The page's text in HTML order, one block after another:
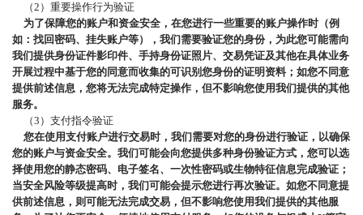
（2）重要操作行为验证
为了保障您的账户和资金安全，在您进行一些重要的账户操作时（例
如：找回密码、挂失账户等），我们需要验证您的身份，为此您可能需向
我们提供身份证件影印件、手持身份证照片、交易凭证及其他在具体业务
开展过程中基于您的同意而收集的可识别您身份的证明资料；如您不同意
提供前述信息，您将无法完成特定操作，但不影响您使用我们提供的其他
服务。
（3）支付指令验证
您在使用支付账户进行交易时，我们需要对您的身份进行验证，以确保
您的账户与资金安全。我们可能会向您提供多种身份验证方式，您可以选
择使用您的静态密码、电子签名、一次性密码或生物特征信息完成验证；
当安全风险等级提高时，我们可能会提示您进行再次验证。如您不同意提
供前述信息，则可能无法完成交易，但不影响您使用我们提供的其他服